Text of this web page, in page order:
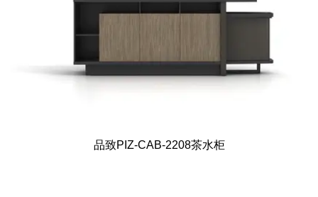
品致PIZ-CAB-2208茶水柜